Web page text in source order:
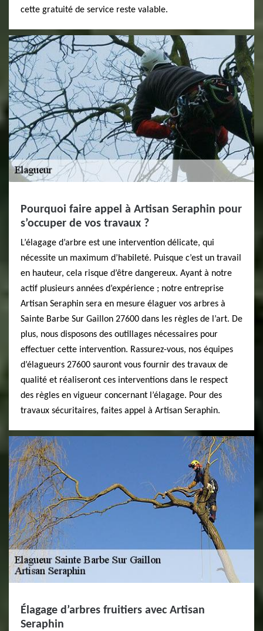
cette gratuité de service reste valable.
Pourquoi faire appel à Artisan Seraphin pour
s’occuper de vos travaux ?
L’élagage d’arbre est une intervention délicate, qui
nécessite un maximum d’habileté. Puisque c’est un travail
en hauteur, cela risque d’être dangereux. Ayant à notre
actif plusieurs années d’expérience ; notre entreprise
Artisan Seraphin sera en mesure élaguer vos arbres à
Sainte Barbe Sur Gaillon 27600 dans les règles de l’art. De
plus, nous disposons des outillages nécessaires pour
effectuer cette intervention. Rassurez-vous, nos équipes
d’élagueurs 27600 sauront vous fournir des travaux de
qualité et réaliseront ces interventions dans le respect
des règles en vigueur concernant l’élagage. Pour des
travaux sécuritaires, faites appel à Artisan Seraphin.
Élagage d’arbres fruitiers avec Artisan
Seraphin